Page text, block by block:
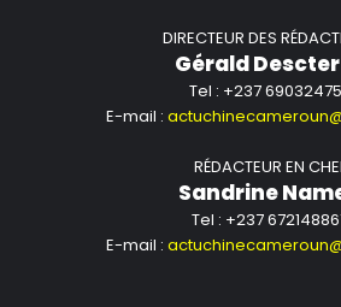
DIRECTEUR DES
Gérald Descter
Tel : +237
E-mail :
RÉDACTEUR EN
Sandrine
Tel : +237
E-mail :